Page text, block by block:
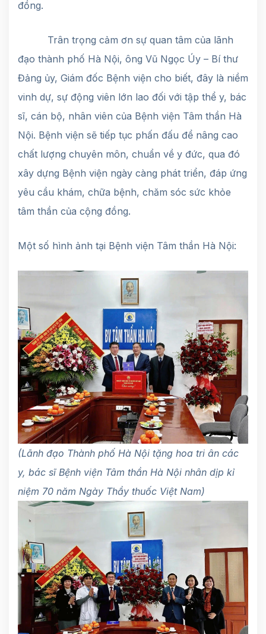
đồng.
Trân trọng cảm ơn sự quan tâm của lãnh
đạo thành phố Hà Nội, ông Vũ Ngọc Úy – Bí thư
Đảng ủy, Giám đốc Bệnh viện cho biết, đây là niềm
vinh dự, sự động viên lớn lao đối với tập thể y, bác
sĩ, cán bộ, nhân viên của Bệnh viện Tâm thần Hà
Nội. Bệnh viện sẽ tiếp tục phấn đấu để nâng cao
chất lượng chuyên môn, chuẩn về y đức, qua đó
xây dựng Bệnh viện ngày càng phát triển, đáp ứng
yêu cầu khám, chữa bệnh, chăm sóc sức khỏe
tâm thần của cộng đồng.
Một số hình ảnh tại Bệnh viện Tâm thần Hà Nội:
(Lãnh đạo Thành phố Hà Nội tặng hoa tri ân các
y, bác sĩ Bệnh viện Tâm thần Hà Nội nhân dịp kỉ
niệm 70 năm Ngày Thầy thuốc Việt Nam)